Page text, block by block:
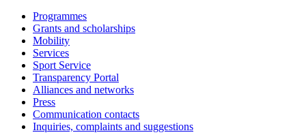
Programmes
Grants and scholarships
Mobility
Services
Sport Service
Transparency Portal
Alliances and networks
Press
Communication contacts
Inquiries, complaints and suggestions